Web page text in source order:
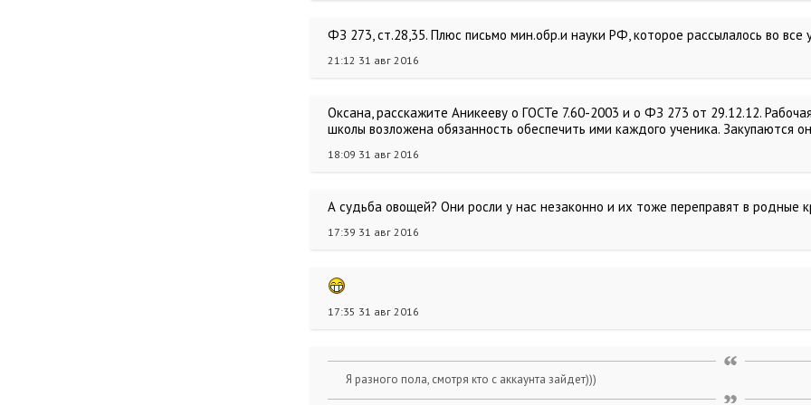
ФЗ 273, ст.28,35. Плюс письмо мин.обр.и науки РФ, которое рассылалось во
21:12 31 авг 2016
Оксана, расскажите Аникееву о ГОСТе 7.60-2003 и о ФЗ 273 от 29.12.12.
школы возложена обязанность обеспечить ими каждого ученика. Закупаются
18:09 31 авг 2016
А судьба овощей? Они росли у нас незаконно и их тоже переправят в родные
17:39 31 авг 2016
17:35 31 авг 2016
Я разного пола, смотря кто с аккаунта зайдет)))